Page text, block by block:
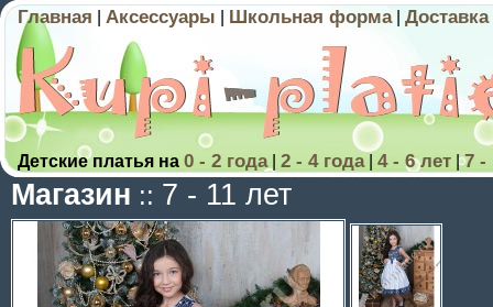
Главная Аксессуары Школьная форма| Доставка
Детские платья на 0 - 2 года| 2 - 4 года| 4 - 6 лет |7 -
Магазин :: 7 - 11 лет